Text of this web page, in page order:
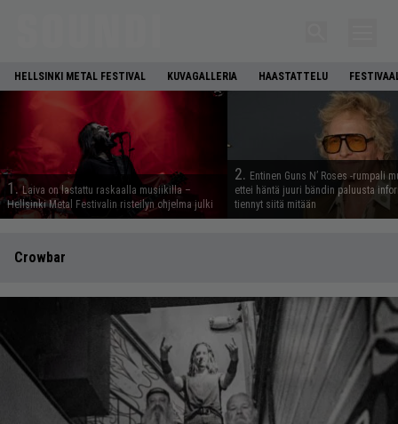
HELLSINKI METAL FESTIVAL KUVAGALLERIA HAASTATTELU
1. Laiva on lastattu raskaalla musiikilla –
Hellsinki Metal Festivalin risteilyn ohjelma julki
2. Entinen Guns N’ Roses -rumpali
ettei häntä juuri bändin paluusta
tiennyt siitä mitään
Crowbar